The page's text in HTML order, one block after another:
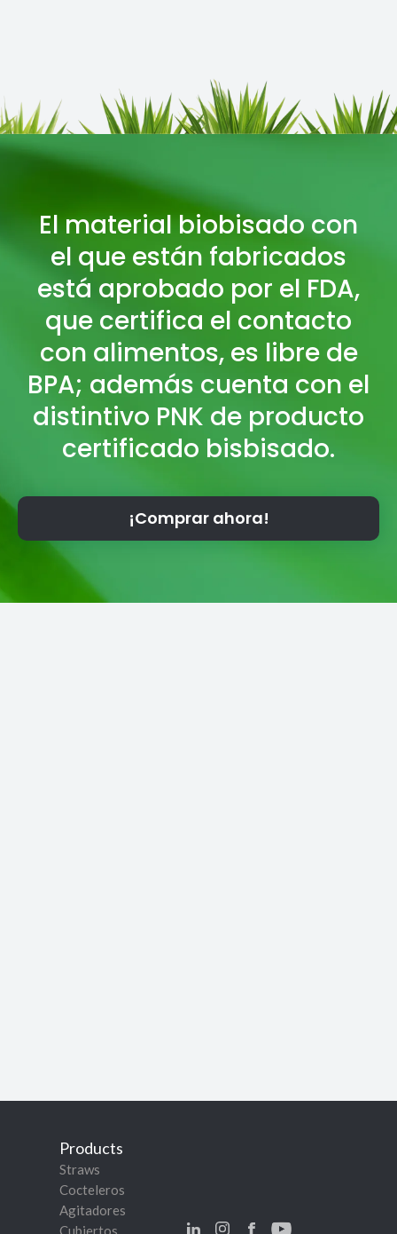
El material biobisado con
el que están fabricados
está aprobado por el FDA,
que certifica el contacto
con alimentos, es libre de
BPA; además cuenta con el
distintivo PNK de producto
certificado bisbisado.
¡Comprar ahora!
Products
Straws
Cocteleros
Agitadores
Cubiertos